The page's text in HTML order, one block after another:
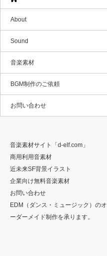
About
Sound
音楽素材
BGM制作のご依頼
お問い合わせ
音楽素材サイト「d-elf.com」
商用利用音素材
近未来SF背景イラスト
企業向け無料音楽素材
お問い合わせ
EDM（ダンス・ミュージック）のオ
ーダーメイド制作を承ります。